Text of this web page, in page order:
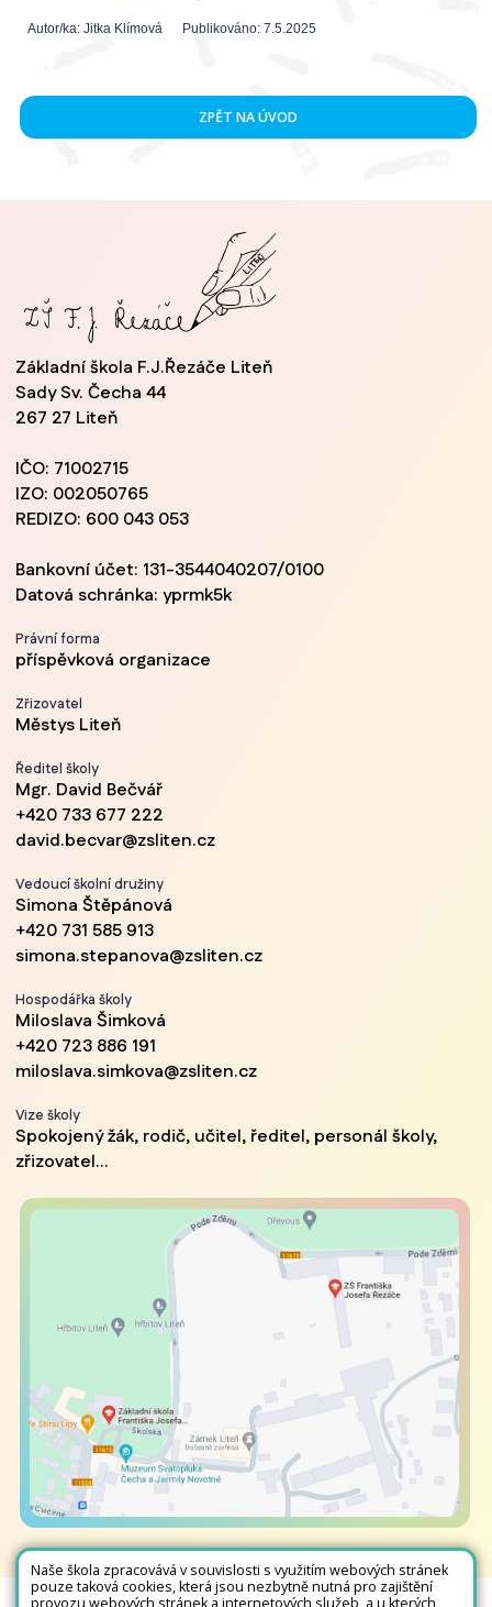
Autor/ka:Jitka Klímová Publikováno: 7.5.2025
ZPĚT NA ÚVOD
Základní škola F.J.Řezáče Liteň
Sady Sv. Čecha 44
267 27 Liteň
IČO: 71002715
IZO: 002050765
REDIZO: 600 043 053
Bankovní účet: 131-3544040207/0100
Datová schránka: yprmk5k
Právní forma
příspěvková organizace
Zřizovatel
Městys Liteň
Ředitel školy
Mgr. David Bečvář
+420 733 677 222
david.becvar@zsliten.cz
Vedoucí školní družiny
Simona Štěpánová
+420 731 585 913
simona.stepanova@zsliten.cz
Hospodářka školy
Miloslava Šimková
+420 723 886 191
miloslava.simkova@zsliten.cz
Vize školy
Spokojený žák, rodič, učitel, ředitel, personál školy,
zřizovatel...
Naše škola zpracovává v souvislosti s využitím webových stránek
pouze taková cookies, která jsou nezbytně nutná pro zajištění
provozu webových stránek a internetových služeb, a u kterých